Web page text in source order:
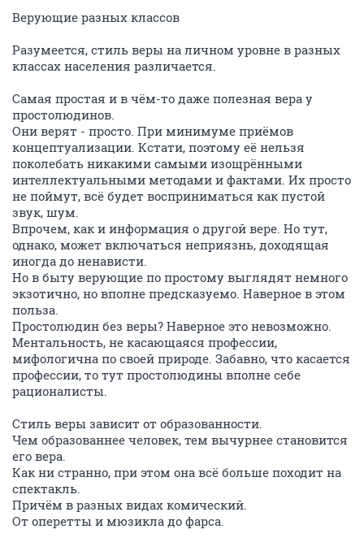
Верующие разных классов
Разумеется, стиль веры на личном уровне в разных
классах населения различается.
Самая простая и в чём-то даже полезная вера у
простолюдинов.
Они верят - просто. При минимуме приёмов
концептуализации. Кстати, поэтому её нельзя
поколебать никакими самыми изощрёнными
интеллектуальными методами и фактами. Их просто
не поймут, всё будет восприниматься как пустой
звук, шум.
Впрочем, как и информация о другой вере. Но тут,
однако, может включаться неприязнь, доходящая
иногда до ненависти.
Но в быту верующие по простому выглядят немного
экзотично, но вполне предсказуемо. Наверное в этом
польза.
Простолюдин без веры? Наверное это невозможно.
Ментальность, не касающаяся профессии,
мифологична по своей природе. Забавно, что касается
профессии, то тут простолюдины вполне себе
рационалисты.
Стиль веры зависит от образованности.
Чем образованнее человек, тем вычурнее становится
его вера.
Как ни странно, при этом она всё больше походит на
спектакль.
Причём в разных видах комический.
От оперетты и мюзикла до фарса.